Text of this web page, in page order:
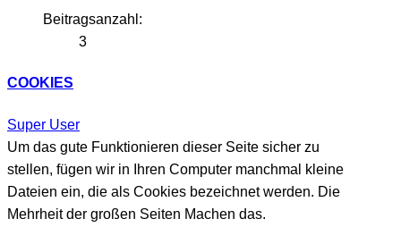
Beitragsanzahl:
3
COOKIES
Super User
Um das gute Funktionieren dieser Seite sicher zu
stellen, fügen wir in Ihren Computer manchmal kleine
Dateien ein, die als Cookies bezeichnet werden. Die
Mehrheit der großen Seiten Machen das.